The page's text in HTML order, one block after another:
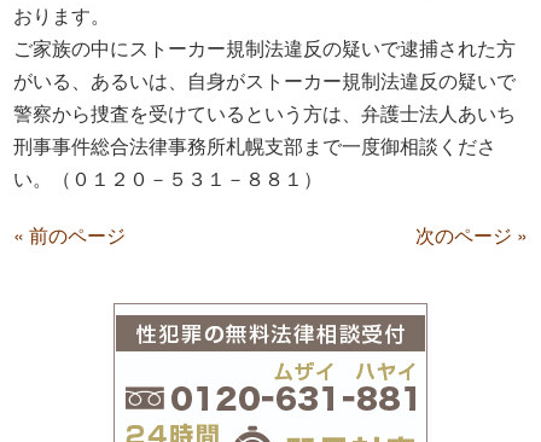
おります。
ご家族の中にストーカー規制法違反の疑いで逮捕された方
がいる、あるいは、自身がストーカー規制法違反の疑いで
警察から捜査を受けているという方は、弁護士法人あいち
刑事事件総合法律事務所札幌支部まで一度御相談くださ
い。（０１２０－５３１－８８１）
« 前のページ 次のページ »